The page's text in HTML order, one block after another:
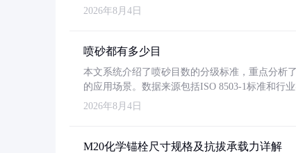
2026年8月4日
喷砂都有多少目
本文系统介绍了喷砂目数的分级标准，重点分析
的应用场景。数据来源包括ISO 8503-1标准和行
2026年8月4日
M20化学锚栓尺寸规格及抗拔承载力详解